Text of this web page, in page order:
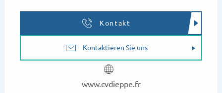
Kontakt
Kontaktieren Sie uns
www.cvdieppe.fr